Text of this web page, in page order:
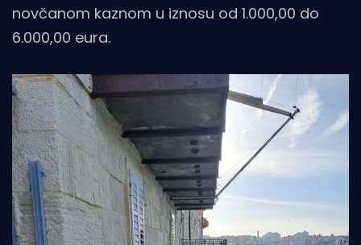
novčanom kaznom u iznosu od 1.000,00 do
6.000,00 eura.